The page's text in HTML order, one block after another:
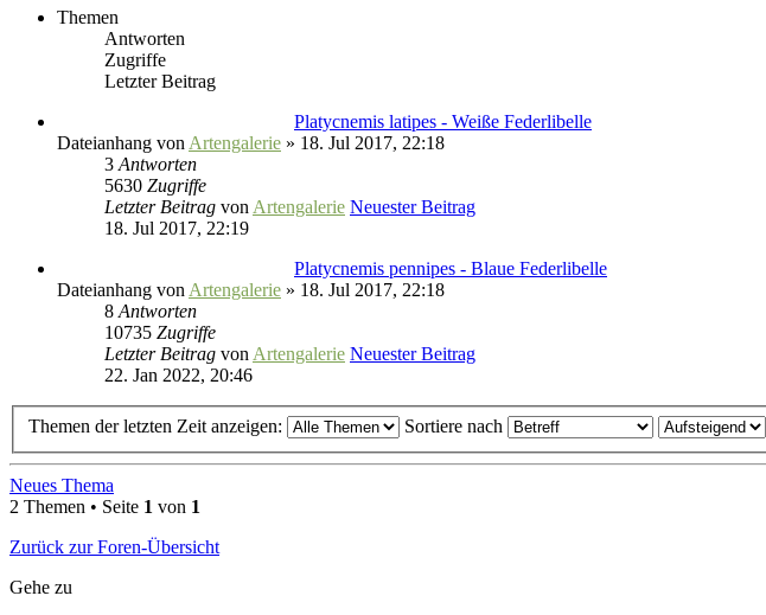
Themen
Antworten
Zugriffe
Letzter Beitrag
Platycnemis latipes - Weiße Federlibelle
Dateianhang von Artengalerie » 18. Jul 2017, 22:18
3 Antworten
5630 Zugriffe
Letzter Beitrag von Artengalerie Neuester Beitrag
18. Jul 2017, 22:19
Platycnemis pennipes - Blaue Federlibelle
Dateianhang von Artengalerie » 18. Jul 2017, 22:18
8 Antworten
10735 Zugriffe
Letzter Beitrag von Artengalerie Neuester Beitrag
22. Jan 2022, 20:46
Themen der letzten Zeit anzeigen: Sortiere nach
Neues Thema
2 Themen • Seite 1 von 1
Zurück zur Foren-Übersicht
Gehe zu